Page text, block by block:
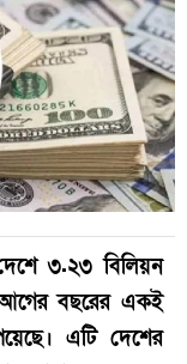
৩.২৩ বিলিয়ন
আগের বছরের একই
এটি দেশের